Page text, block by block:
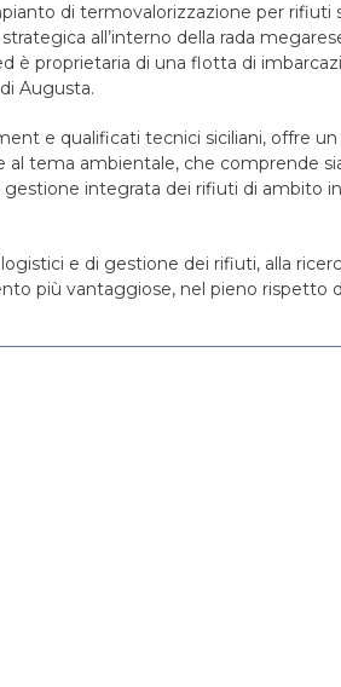
di termovalorizzazione per rifiuti
all’interno della rada
è proprietaria di una flotta di
Augusta.
e qualificati tecnici siciliani, offre
al tema ambientale, che comprende
gestione integrata dei rifiuti di ambito
e di gestione dei rifiuti, alla
più vantaggiose, nel pieno rispetto